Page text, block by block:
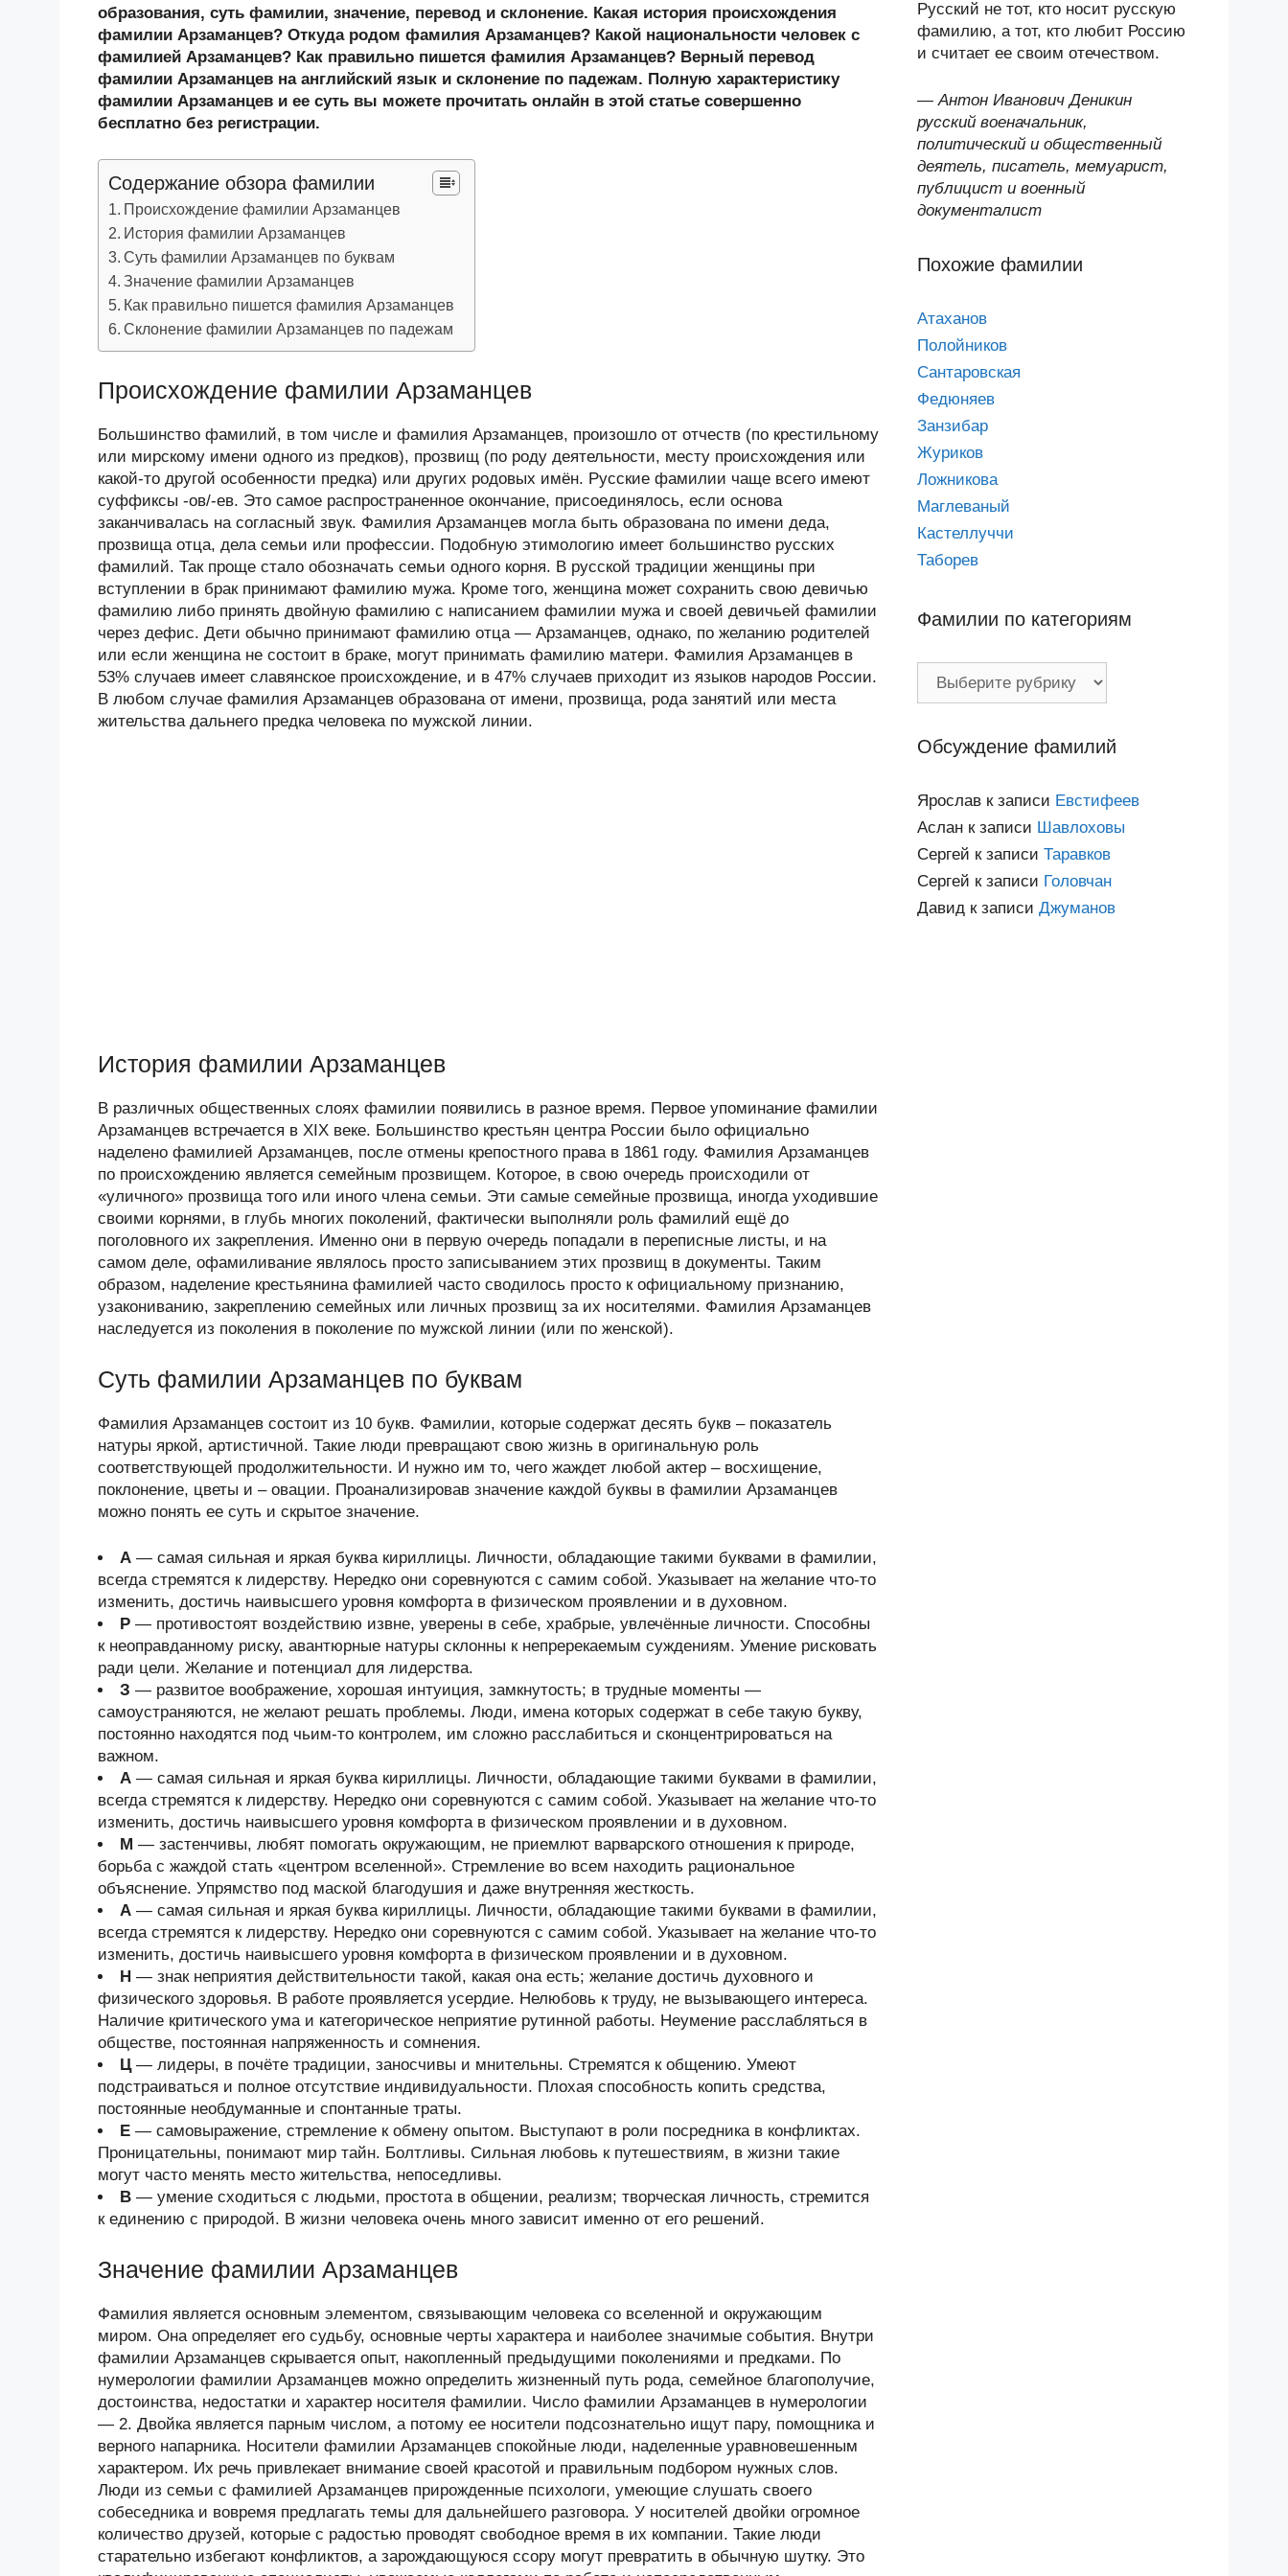
o
kl
a
ss
ni
ki
e
b
o
o
k
er g
er
J
o
ur
al
u
e
s
A
p
gr
a
m
а
в
и
образования, суть фамилии, значение, перевод и склонение. Какая история происхождения
фамилии Арзаманцев? Откуда родом фамилия Арзаманцев? Какой национальности человек с
фамилией Арзаманцев? Как правильно пишется фамилия Арзаманцев? Верный перевод
фамилии Арзаманцев на английский язык и склонение по падежам. Полную характеристику
фамилии Арзаманцев и ее суть вы можете прочитать онлайн в этой статье совершенно
бесплатно без регистрации.
Содержание обзора фамилии
Происхождение фамилии Арзаманцев
История фамилии Арзаманцев
Суть фамилии Арзаманцев по буквам
Значение фамилии Арзаманцев
Как правильно пишется фамилия Арзаманцев
Склонение фамилии Арзаманцев по падежам
Происхождение фамилии Арзаманцев
Большинство фамилий, в том числе и фамилия Арзаманцев, произошло от отчеств (по крестильному
или мирскому имени одного из предков), прозвищ (по роду деятельности, месту происхождения или
какой-то другой особенности предка) или других родовых имён. Русские фамилии чаще всего имеют
суффиксы -ов/-ев. Это самое распространенное окончание, присоединялось, если основа
заканчивалась на согласный звук. Фамилия Арзаманцев могла быть образована по имени деда,
прозвища отца, дела семьи или профессии. Подобную этимологию имеет большинство русских
фамилий. Так проще стало обозначать семьи одного корня. В русской традиции женщины при
вступлении в брак принимают фамилию мужа. Кроме того, женщина может сохранить свою девичью
фамилию либо принять двойную фамилию с написанием фамилии мужа и своей девичьей фамилии
через дефис. Дети обычно принимают фамилию отца — Арзаманцев, однако, по желанию родителей
или если женщина не состоит в браке, могут принимать фамилию матери. Фамилия Арзаманцев в
53% случаев имеет славянское происхождение, и в 47% случаев приходит из языков народов России.
В любом случае фамилия Арзаманцев образована от имени, прозвища, рода занятий или места
жительства дальнего предка человека по мужской линии.
История фамилии Арзаманцев
В различных общественных слоях фамилии появились в разное время. Первое упоминание фамилии
Арзаманцев встречается в XIX веке. Большинство крестьян центра России было официально
наделено фамилией Арзаманцев, после отмены крепостного права в 1861 году. Фамилия Арзаманцев
по происхождению является семейным прозвищем. Которое, в свою очередь происходили от
«уличного» прозвища того или иного члена семьи. Эти самые семейные прозвища, иногда уходившие
своими корнями, в глубь многих поколений, фактически выполняли роль фамилий ещё до
поголовного их закрепления. Именно они в первую очередь попадали в переписные листы, и на
самом деле, офамиливание являлось просто записыванием этих прозвищ в документы. Таким
образом, наделение крестьянина фамилией часто сводилось просто к официальному признанию,
узакониванию, закреплению семейных или личных прозвищ за их носителями. Фамилия Арзаманцев
наследуется из поколения в поколение по мужской линии (или по женской).
Суть фамилии Арзаманцев по буквам
Фамилия Арзаманцев состоит из 10 букв. Фамилии, которые содержат десять букв – показатель
натуры яркой, артистичной. Такие люди превращают свою жизнь в оригинальную роль
соответствующей продолжительности. И нужно им то, чего жаждет любой актер – восхищение,
поклонение, цветы и – овации. Проанализировав значение каждой буквы в фамилии Арзаманцев
можно понять ее суть и скрытое значение.
А — самая сильная и яркая буква кириллицы. Личности, обладающие такими буквами в фамилии,
всегда стремятся к лидерству. Нередко они соревнуются с самим собой. Указывает на желание что-то
изменить, достичь наивысшего уровня комфорта в физическом проявлении и в духовном.
Р — противостоят воздействию извне, уверены в себе, храбрые, увлечённые личности. Способны
к неоправданному риску, авантюрные натуры склонны к непререкаемым суждениям. Умение рисковать
ради цели. Желание и потенциал для лидерства.
З — развитое воображение, хорошая интуиция, замкнутость; в трудные моменты —
самоустраняются, не желают решать проблемы. Люди, имена которых содержат в себе такую букву,
постоянно находятся под чьим-то контролем, им сложно расслабиться и сконцентрироваться на
важном.
А — самая сильная и яркая буква кириллицы. Личности, обладающие такими буквами в фамилии,
всегда стремятся к лидерству. Нередко они соревнуются с самим собой. Указывает на желание что-то
изменить, достичь наивысшего уровня комфорта в физическом проявлении и в духовном.
М — застенчивы, любят помогать окружающим, не приемлют варварского отношения к природе,
борьба с жаждой стать «центром вселенной». Стремление во всем находить рациональное
объяснение. Упрямство под маской благодушия и даже внутренняя жесткость.
А — самая сильная и яркая буква кириллицы. Личности, обладающие такими буквами в фамилии,
всегда стремятся к лидерству. Нередко они соревнуются с самим собой. Указывает на желание что-то
изменить, достичь наивысшего уровня комфорта в физическом проявлении и в духовном.
Н — знак неприятия действительности такой, какая она есть; желание достичь духовного и
физического здоровья. В работе проявляется усердие. Нелюбовь к труду, не вызывающего интереса.
Наличие критического ума и категорическое неприятие рутинной работы. Неумение расслабляться в
обществе, постоянная напряженность и сомнения.
Ц— лидеры, в почёте традиции, заносчивы и мнительны. Стремятся к общению. Умеют
подстраиваться и полное отсутствие индивидуальности. Плохая способность копить средства,
постоянные необдуманные и спонтанные траты.
Е — самовыражение, стремление к обмену опытом. Выступают в роли посредника в конфликтах.
Проницательны, понимают мир тайн. Болтливы. Сильная любовь к путешествиям, в жизни такие
могут часто менять место жительства, непоседливы.
В — умение сходиться с людьми, простота в общении, реализм; творческая личность, стремится
к единению с природой. В жизни человека очень много зависит именно от его решений.
Значение фамилии Арзаманцев
Фамилия является основным элементом, связывающим человека со вселенной и окружающим
миром. Она определяет его судьбу, основные черты характера и наиболее значимые события. Внутри
фамилии Арзаманцев скрывается опыт, накопленный предыдущими поколениями и предками. По
нумерологии фамилии Арзаманцев можно определить жизненный путь рода, семейное благополучие,
достоинства, недостатки и характер носителя фамилии. Число фамилии Арзаманцев в нумерологии
— 2. Двойка является парным числом, а потому ее носители подсознательно ищут пару, помощника и
верного напарника. Носители фамилии Арзаманцев спокойные люди, наделенные уравновешенным
характером. Их речь привлекает внимание своей красотой и правильным подбором нужных слов.
Люди из семьи с фамилией Арзаманцев прирожденные психологи, умеющие слушать своего
собеседника и вовремя предлагать темы для дальнейшего разговора. У носителей двойки огромное
количество друзей, которые с радостью проводят свободное время в их компании. Такие люди
старательно избегают конфликтов, а зарождающуюся ссору могут превратить в обычную шутку. Это
Русский не тот, кто носит русскую
фамилию, а тот, кто любит Россию
и считает ее своим отечеством.
— Антон Иванович Деникин
русский военачальник,
политический и общественный
деятель, писатель, мемуарист,
публицист и военный
документалист
Похожие фамилии
Атаханов
Полойников
Сантаровская
Федюняев
Занзибар
Журиков
Ложникова
Маглеваный
Кастеллуччи
Таборев
Фамилии по категориям
Обсуждение фамилий
Ярослав к записи Евстифеев
Аслан к записи Шавлоховы
Сергей к записи Таравков
Сергей к записи Головчан
Давид к записи Джуманов